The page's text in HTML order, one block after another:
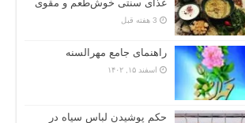
غذای سنتی خوش‌طعم و مقوی
3 هفته قبل
راهنمای جامع مهرالسنه
اسفند ۱۵, ۱۴۰۲
حکم پوشیدن لباس سیاه در